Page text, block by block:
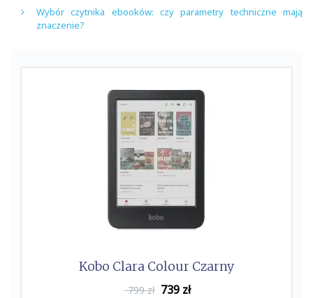
Wybór czytnika ebooków: czy parametry techniczne mają
znaczenie?
Kobo Clara Colour Czarny
799 zł 739 zł